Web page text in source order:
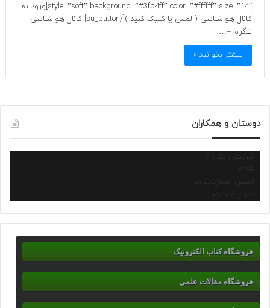
style=”soft” background=”#3fb4ff” color=”#ffffff” size=”14″]ورود به
کانال هواشناسی ( لمس یا کلیک کنید )[/su_button] کانال هواشناسی
تلگرام –…
بیشتر بخوانید »
دوستان و همکاران
شرکت دانش آرا
انجمن استارتاپ ها
نانو پروسسور
فروشگاه کتاب الکترونیک
فروشگاه مقالات علمی